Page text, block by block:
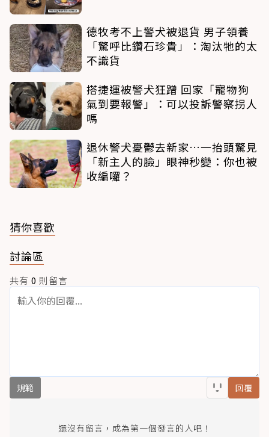
德牧考不上警犬被退貨 男子領養
「驚呼比鑽石珍貴」：淘汰牠的太
不識貨
搭捷運被警犬狂蹭 回家「寵物狗
氣到要報警」：可以投訴警察拐人
嗎
退休警犬憂鬱去新家…一抬頭驚見
「新主人的臉」眼神秒變：你也被
收編囉？
猜你喜歡
討論區
共有 0 則留言
規範 回覆
還沒有留言，成為第一個發言的人吧！